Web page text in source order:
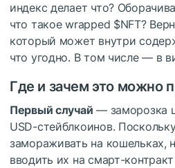
индекс делает что?
что такое wrapped $NFT?
который может внутри
что угодно. В том числе — в
Где и зачем это можно
Первый случай — заморозка
USD-стейблкоинов.
замораживать на кошельках,
вводить их на смарт-